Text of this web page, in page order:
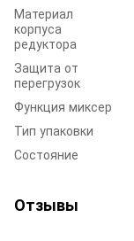
Материал
корпуса
редуктора
Защита от
перегрузок
Функция миксер
Тип упаковки
Состояние
Отзывы